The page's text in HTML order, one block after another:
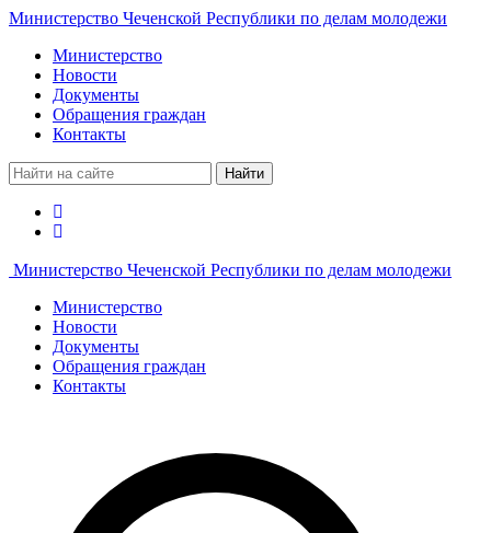
Министерство Чеченской Республики по делам молодежи
Министерство
Новости
Документы
Обращения граждан
Контакты
Найти
Министерство Чеченской Республики по делам молодежи
Министерство
Новости
Документы
Обращения граждан
Контакты